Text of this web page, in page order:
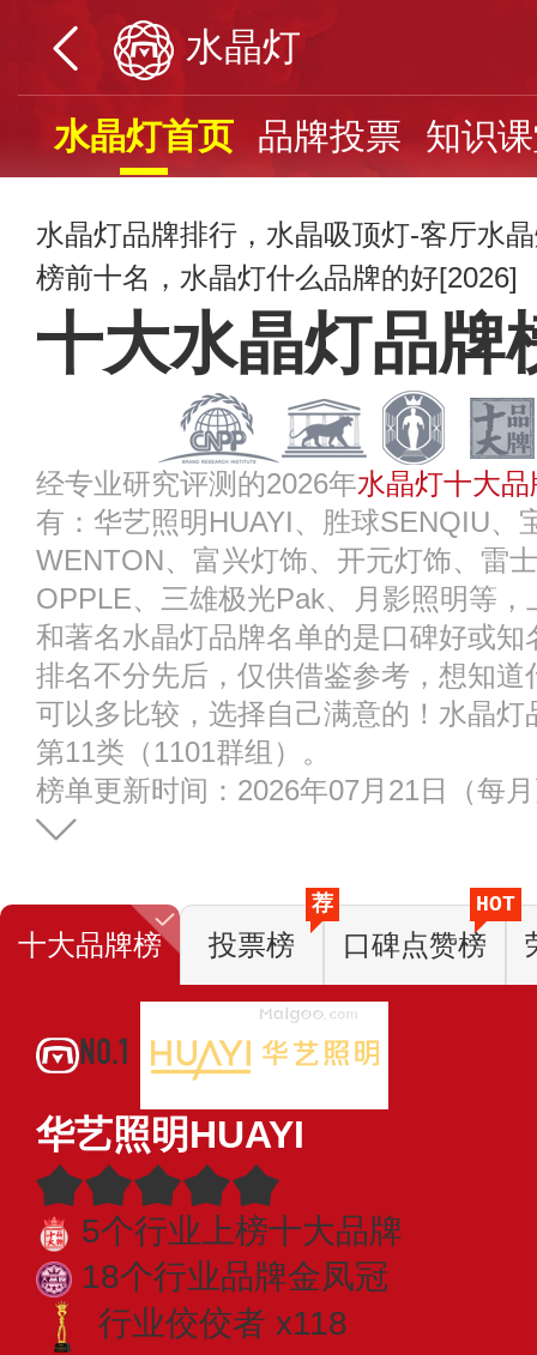
水晶灯
水晶灯首页 品牌投票 知识
水晶灯品牌排行，水晶吸顶灯-客厅水
榜前十名，水晶灯什么品牌的好[2026]
十大水晶灯品牌
经专业研究评测的2026年水晶灯十大
有：华艺照明HUAYI、胜球SENQIU、
WENTON、富兴灯饰、开元灯饰、雷
OPPLE、三雄极光Pak、月影照明等
和著名水晶灯品牌名单的是口碑好或
排名不分先后，仅供借鉴参考，想知
可以多比较，选择自己满意的！水晶
第11类（1101群组）。
榜单更新时间：2026年07月21日（每
十大品牌榜 投票榜
荐
口碑点赞榜
HOT
NO.1
华艺照明HUAYI
5个行业上榜十大品牌
18个行业品牌金凤冠
行业佼佼者 x118